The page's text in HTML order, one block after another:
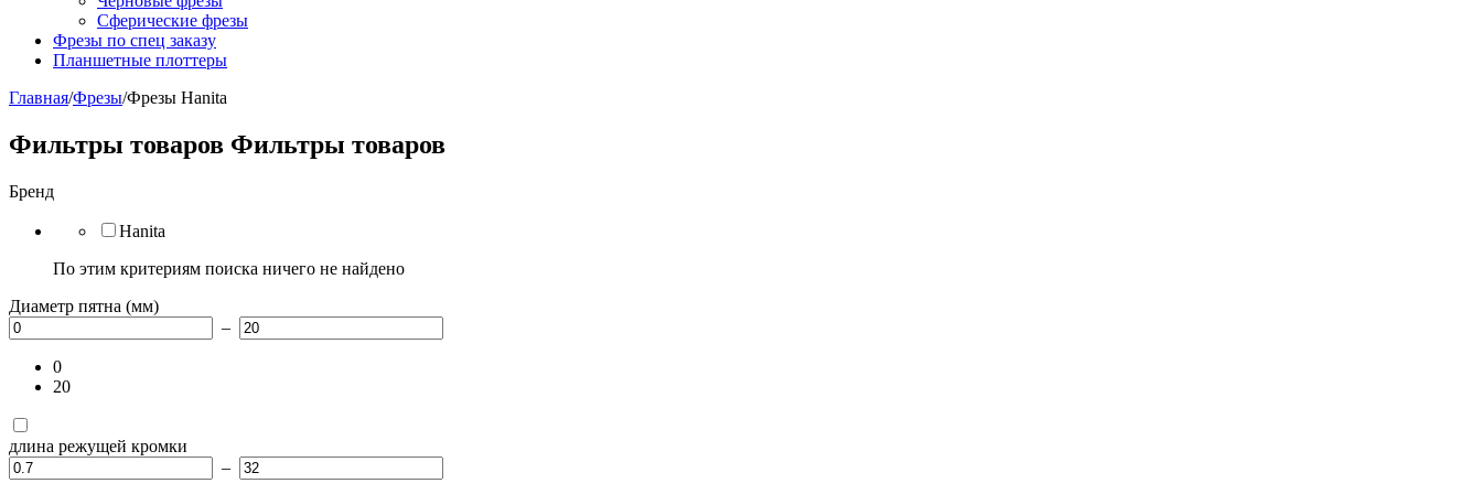
Сферические фрезы
Фрезы по спец заказу
Планшетные плоттеры
Главная/Фрезы/Фрезы Hanita
Фильтры товаров Фильтры товаров
Бренд
Hanita
По этим критериям поиска ничего не найдено
Диаметр пятна (мм)
–
0
20
длина режущей кромки
–